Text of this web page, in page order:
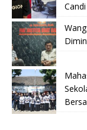
Candi